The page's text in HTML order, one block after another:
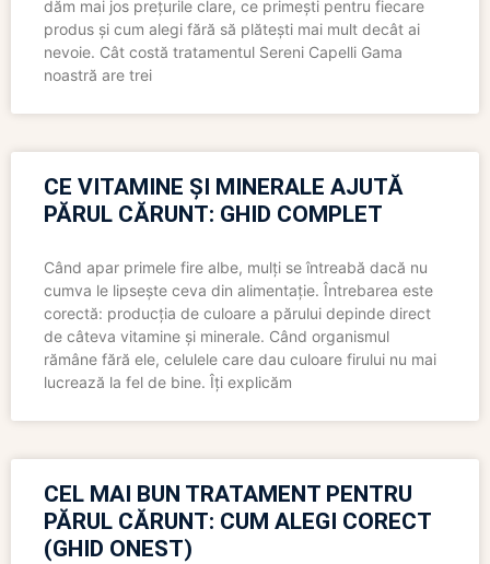
dăm mai jos prețurile clare, ce primești pentru fiecare
produs și cum alegi fără să plătești mai mult decât ai
nevoie. Cât costă tratamentul Sereni Capelli Gama
noastră are trei
CE VITAMINE ȘI MINERALE AJUTĂ
PĂRUL CĂRUNT: GHID COMPLET
Când apar primele fire albe, mulți se întreabă dacă nu
cumva le lipsește ceva din alimentație. Întrebarea este
corectă: producția de culoare a părului depinde direct
de câteva vitamine și minerale. Când organismul
rămâne fără ele, celulele care dau culoare firului nu mai
lucrează la fel de bine. Îți explicăm
CEL MAI BUN TRATAMENT PENTRU
PĂRUL CĂRUNT: CUM ALEGI CORECT
(GHID ONEST)